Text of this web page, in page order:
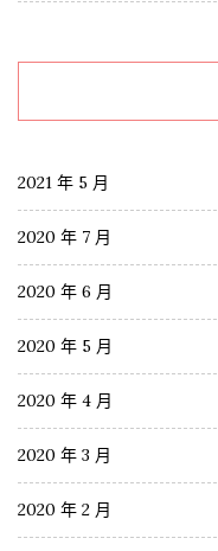
2021 年 5 月
2020 年 7 月
2020 年 6 月
2020 年 5 月
2020 年 4 月
2020 年 3 月
2020 年 2 月